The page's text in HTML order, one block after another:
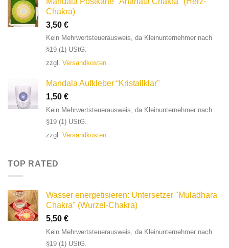
Chakra)
3,50 €
Kein Mehrwertsteuerausweis, da Kleinunternehmer nach
§19 (1) UStG.
zzgl. Versandkosten
Mandala Aufkleber “Kristallklar"
1,50 €
Kein Mehrwertsteuerausweis, da Kleinunternehmer nach
§19 (1) UStG.
zzgl. Versandkosten
TOP RATED
Wasser energetisieren: Untersetzer "Muladhara
Chakra" (Wurzel-Chakra)
5,50 €
Kein Mehrwertsteuerausweis, da Kleinunternehmer nach
§19 (1) UStG.